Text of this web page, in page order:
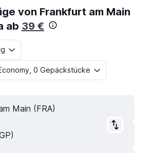
von Frankfurt am Main
ab 39 €
0 Gepäckstücke
Main (FRA)